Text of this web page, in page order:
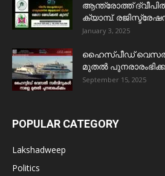
ആന്ത്രോത്ത്
ക്യാമ്പ്.
January 3, 2025
ഹൈസ്പീഡ്
മുതൽ
September 15, 2025
POPULAR CATEGORY
Lakshadweep
Politics